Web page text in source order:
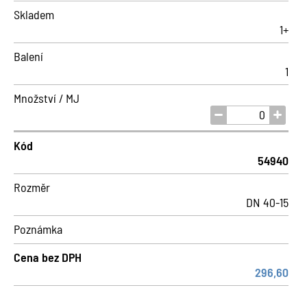
Skladem
1+
Balení
1
Množství / MJ
Kód
54940
Rozměr
DN 40-15
Poznámka
Cena bez DPH
296,60